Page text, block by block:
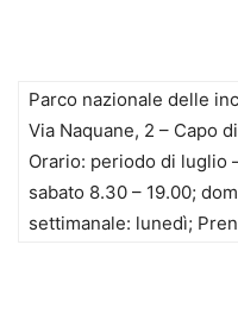
Parco nazionale delle
Via Naquane, 2 – Capo
Orario: periodo di luglio
sabato 8.30 – 19.00;
settimanale: lunedì;